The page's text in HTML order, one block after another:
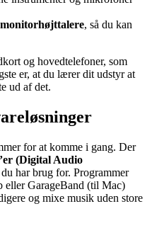
, så du kan
og hovedtelefoner, som
er, at du lærer dit udstyr at
ud af det.
for at komme i gang. Der
(Digital Audio
har brug for. Programmer
eller GarageBand (til Mac)
og mixe musik uden store